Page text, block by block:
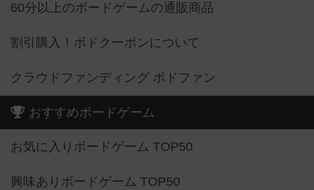
60分以上のボードゲームの通販商品
割引購入！ボドクーポンについて
クラウドファンディング ボドファン
おすすめボードゲーム
お気に入りボードゲーム TOP50
興味ありボードゲーム TOP50